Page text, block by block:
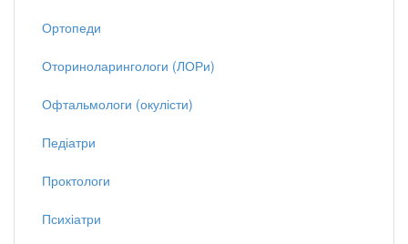
Ортопеди
Оториноларингологи (ЛОРи)
Офтальмологи (окулісти)
Педіатри
Проктологи
Психіатри